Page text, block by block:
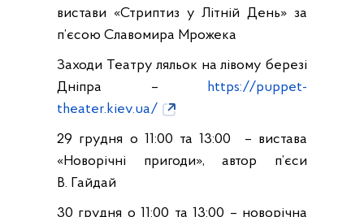
вистави «Стриптиз у Літній День» за
п’єсою Славомира Мрожека
Заходи Театру ляльок на лівому березі
Дніпра – https://puppet-
theater.kiev.ua/
29 грудня о 11:00 та 13:00 – вистава
«Новорічні пригоди», автор п’єси
В. Гайдай
30 грудня о 11:00 та 13:00 – новорічна